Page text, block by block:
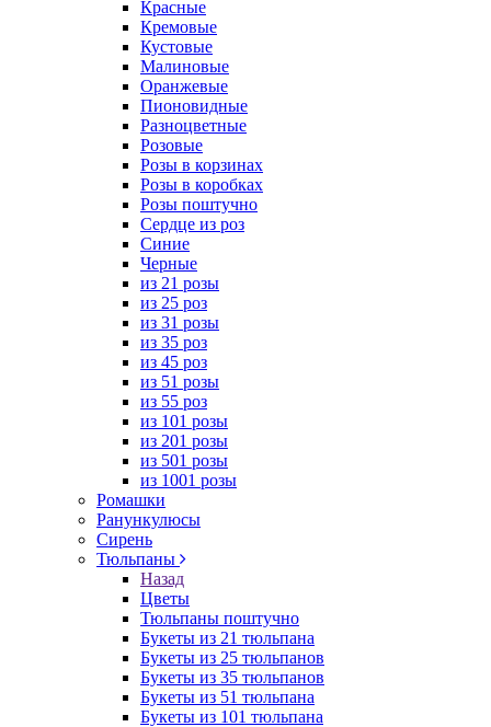
Красные
Кремовые
Кустовые
Малиновые
Оранжевые
Пионовидные
Разноцветные
Розовые
Розы в корзинах
Розы в коробках
Розы поштучно
Сердце из роз
Синие
Черные
из 21 розы
из 25 роз
из 31 розы
из 35 роз
из 45 роз
из 51 розы
из 55 роз
из 101 розы
из 201 розы
из 501 розы
из 1001 розы
Ромашки
Ранункулюсы
Сирень
Тюльпаны
Назад
Цветы
Тюльпаны поштучно
Букеты из 21 тюльпана
Букеты из 25 тюльпанов
Букеты из 35 тюльпанов
Букеты из 51 тюльпана
Букеты из 101 тюльпана